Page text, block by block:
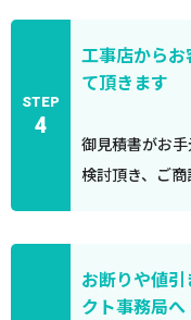
STEP
4
工事店から
て頂きます
御見積書がお
検討頂き、ご商
お断りや値
クト事務局へ